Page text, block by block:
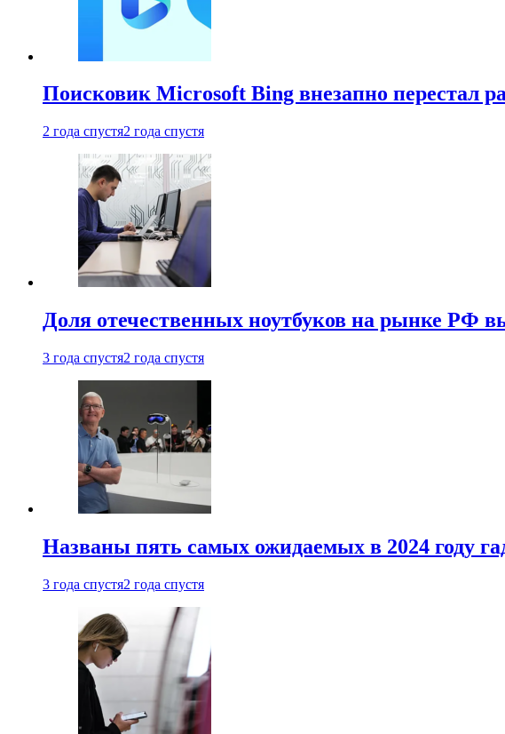
Поисковик Microsoft Bing внезапно перестал
2 года спустя2 года спустя
Доля отечественных ноутбуков на рынке РФ
3 года спустя2 года спустя
Названы пять самых ожидаемых в 2024 году
3 года спустя2 года спустя